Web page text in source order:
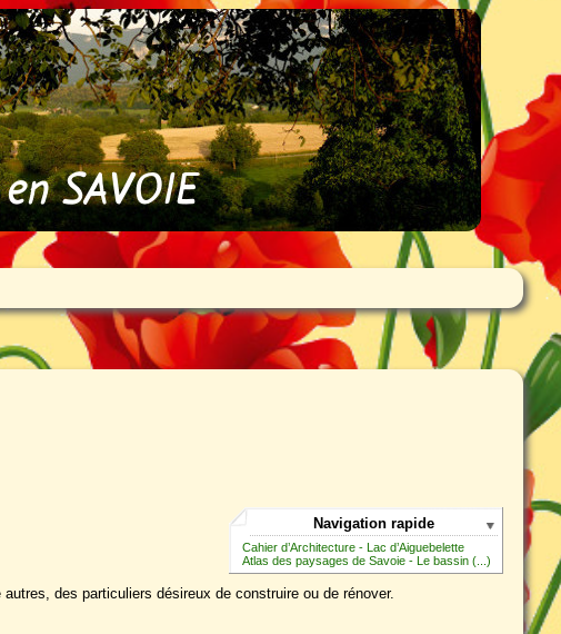
Navigation rapide
Cahier d’Architecture - Lac d’Aiguebelette
Atlas des paysages de Savoie - Le bassin (...)
des particuliers désireux de construire ou de rénover.